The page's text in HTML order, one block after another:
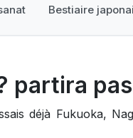
Bestiaire
partira
déjà Fukuoka,